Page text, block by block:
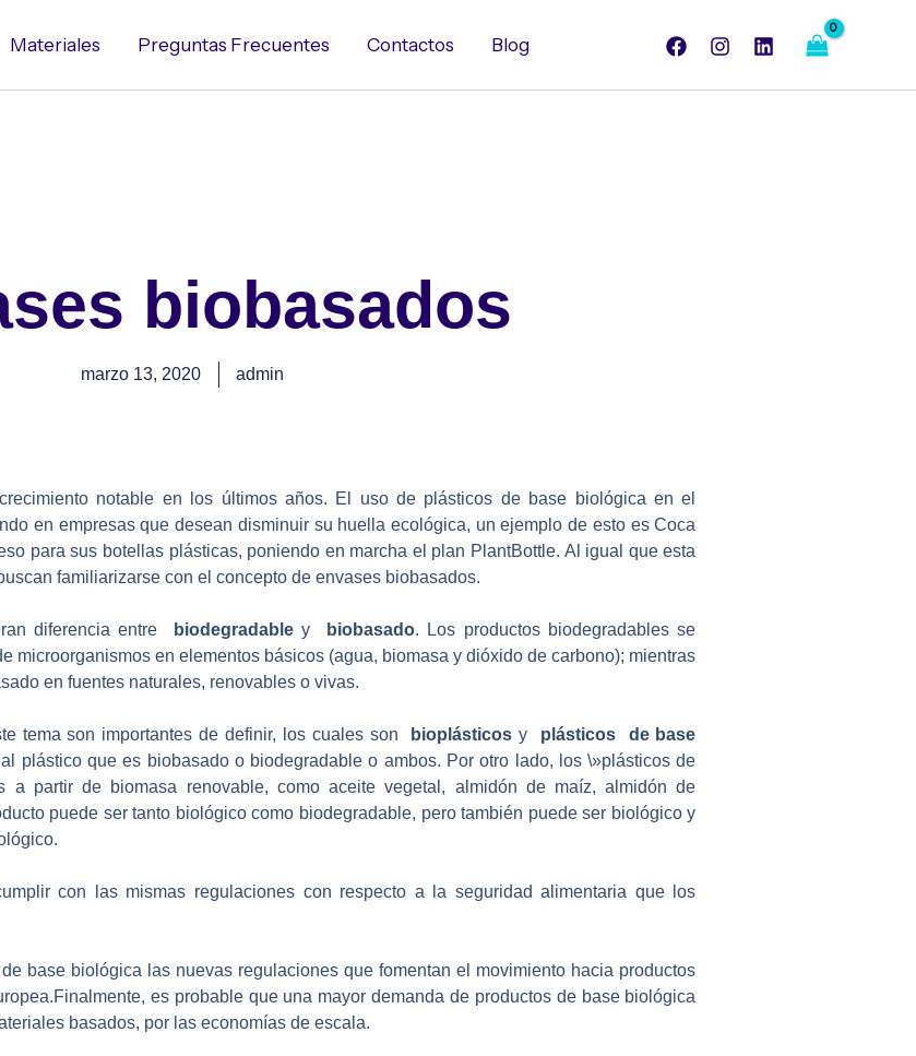
Materiales Preguntas Frecuentes Contactos Blog
biobasados
marzo 13, 2020 admin
notable en los últimos años. El uso de plásticos de base biológica en el
en empresas que desean disminuir su huella ecológica, un ejemplo de esto es Coca
para sus botellas plásticas, poniendo en marcha el plan PlantBottle. Al igual que esta
familiarizarse con el concepto de envases biobasados.
diferencia entre biodegradable y biobasado. Los productos biodegradables se
microorganismos en elementos básicos (agua, biomasa y dióxido de carbono); mientras
en fuentes naturales, renovables o vivas.
tema son importantes de definir, los cuales son bioplásticos y plásticos de base
plástico que es biobasado o biodegradable o ambos. Por otro lado, los \»plásticos de
a partir de biomasa renovable, como aceite vegetal, almidón de maíz, almidón de
puede ser tanto biológico como biodegradable, pero también puede ser biológico y
con las mismas regulaciones con respecto a la seguridad alimentaria que los
base biológica las nuevas regulaciones que fomentan el movimiento hacia productos
es probable que una mayor demanda de productos de base biológica
basados, por las economías de escala.